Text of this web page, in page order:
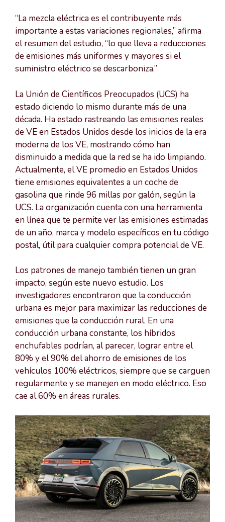
“La mezcla eléctrica es el contribuyente más
importante a estas variaciones regionales,” afirma
el resumen del estudio, “lo que lleva a reducciones
de emisiones más uniformes y mayores si el
suministro eléctrico se descarboniza.”
La Unión de Científicos Preocupados (UCS) ha
estado diciendo lo mismo durante más de una
década. Ha estado rastreando las emisiones reales
de VE en Estados Unidos desde los inicios de la era
moderna de los VE, mostrando cómo han
disminuido a medida que la red se ha ido limpiando.
Actualmente, el VE promedio en Estados Unidos
tiene emisiones equivalentes a un coche de
gasolina que rinde 96 millas por galón, según la
UCS. La organización cuenta con una herramienta
en línea que te permite ver las emisiones estimadas
de un año, marca y modelo específicos en tu código
postal, útil para cualquier compra potencial de VE.
Los patrones de manejo también tienen un gran
impacto, según este nuevo estudio. Los
investigadores encontraron que la conducción
urbana es mejor para maximizar las reducciones de
emisiones que la conducción rural. En una
conducción urbana constante, los híbridos
enchufables podrían, al parecer, lograr entre el
80% y el 90% del ahorro de emisiones de los
vehículos 100% eléctricos, siempre que se carguen
regularmente y se manejen en modo eléctrico. Eso
cae al 60% en áreas rurales.